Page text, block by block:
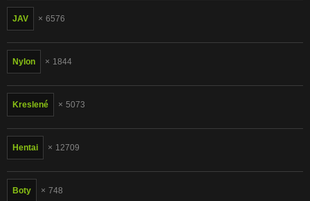
Português
JAV 6576
Nylon 1844
Kreslené 5073
Hentai 12709
Boty 748